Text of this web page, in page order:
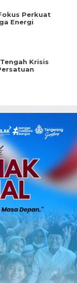
Perkuat
Energi
Krisis